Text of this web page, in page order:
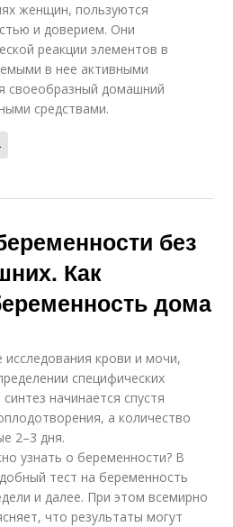
женщин, пользуются
и доверием. Они
реакции элементов в
в нее активными
своеобразный домашний
средствами.
без
Как
дома
крови и мочи,
специфических
начинается спустя
а количество
2–3 дня.
узнать о беременности? В
тест на беременность
и далее. При этом всемирно
что результаты могут